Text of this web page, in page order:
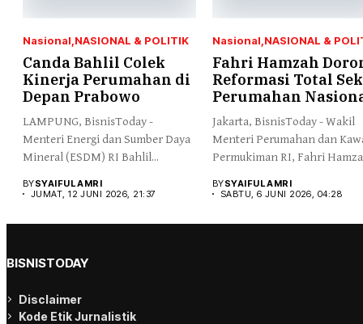
Nasional NASIONAL & POLITIK
Canda Bahlil Colek
Kinerja Perumahan di
Depan Prabowo
LAMPUNG, BisnisToday -
Menteri Energi dan Sumber Daya
Mineral (ESDM) RI Bahlil...
BYSYAIFUL AMRI
JUMAT, 12 JUNI 2026, 21:37
Nasional NASIONAL &
Fahri Hamzah
Reformasi Total
Perumahan
Jakarta, BisnisToday - Wakil
Menteri Perumahan dan
Permukiman RI, Fahri
BYSYAIFUL AMRI
SABTU, 6 JUNI 2026, 04:28
BISNISTODAY
Disclaimer
Kode Etik Jurnalistik